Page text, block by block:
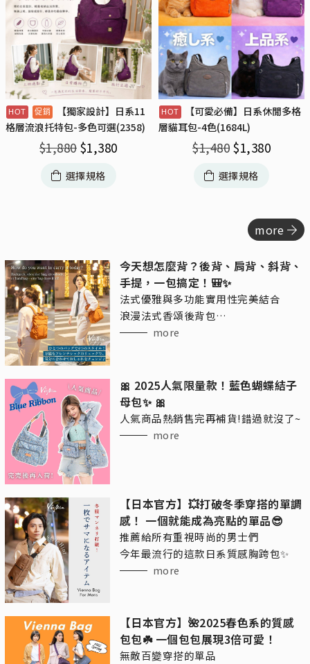
【獨家設計】日系11
格層流浪托特包-多色可選(2358)
$1,880 $1,380
選擇規格
【可愛必備】日系休閒多格
層貓耳包-4色(1684L)
$1,480 $1,380
選擇規格
more
今天想怎麼背？後背、肩背、斜背、
手提，一包搞定！🎒✨
法式優雅與多功能實用性完美結合
浪漫法式香頌後背包
讓你的日常搭配更加自由！
more
🎀 2025人氣限量款！藍色蝴蝶結子
母包✨ 🎀
人氣商品熱銷售完再補貨!錯過就沒了~
more
【日本官方】💥打破冬季穿搭的單調
感！ 一個就能成為亮點的單品😎
推薦給所有重視時尚的男士們
今年最流行的這款日系質感胸跨包✨
more
【日本官方】🌺2025春色系的質感
包包☘️ 一個包包展現3倍可愛！
無敵百變穿搭的單品